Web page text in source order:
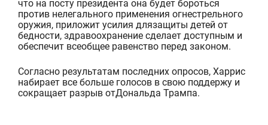
что на поступрезидента она будет бороться
против нелегального применения огнестрельного
оружия, приложит усилия длязащиты детей от
бедности, здравоохранение сделает доступным и
обеспечит всеобщее равенство перед законом.
Согласно результатам последних опросов, Харрис
набирает все больше голосов в свою поддержу и
сокращает разрыв отДональда Трампа.